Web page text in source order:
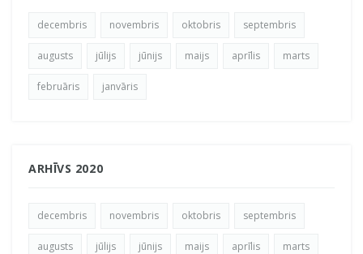
decembris novembris oktobris septembris
augusts jūlijs jūnijs maijs aprīlis marts
februāris janvāris
ARHĪVS 2020
decembris novembris oktobris septembris
augusts jūlijs jūnijs maijs aprīlis marts